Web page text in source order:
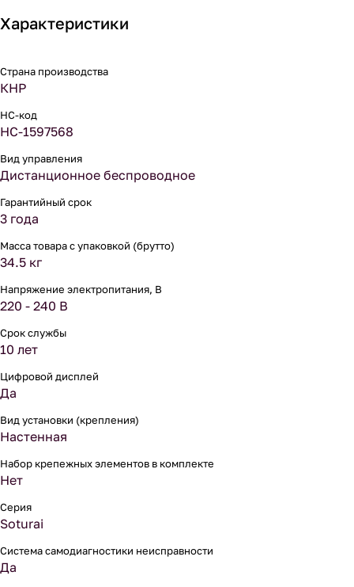
Характеристики
Страна производства
КНР
НС-код
НС-1597568
Вид управления
Дистанционное беспроводное
Гарантийный срок
3 года
Масса товара с упаковкой (брутто)
34.5 кг
Напряжение электропитания, В
220 - 240 В
Срок службы
10 лет
Цифровой дисплей
Да
Вид установки (крепления)
Настенная
Набор крепежных элементов в комплекте
Нет
Серия
Soturai
Система самодиагностики неисправности
Да